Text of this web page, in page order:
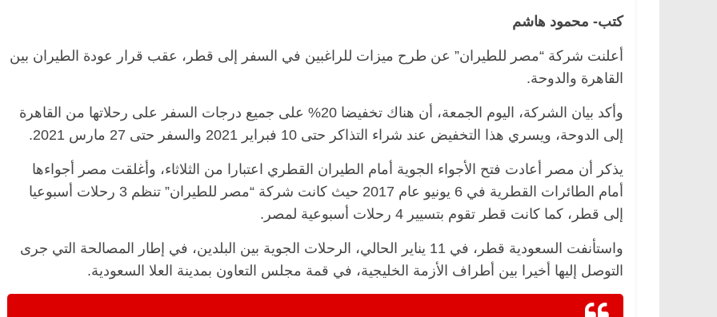
كتب- محمود هاشم
أعلنت شركة “مصر للطيران” عن طرح ميزات للراغبين في السفر إلى قطر، عقب قرار عودة الطيران بين
القاهرة والدوحة.
وأكد بيان الشركة، اليوم الجمعة، أن هناك تخفيضا 20% على جميع درجات السفر على رحلاتها من القاهرة
إلى الدوحة، ويسري هذا التخفيض عند شراء التذاكر حتى 10 فبراير 2021 والسفر حتى 27 مارس 2021.
يذكر أن مصر أعادت فتح الأجواء الجوية أمام الطيران القطري اعتبارا من الثلاثاء، وأغلقت مصر أجواءها
أمام الطائرات القطرية في 6 يونيو عام 2017 حيث كانت شركة “مصر للطيران” تنظم 3 رحلات أسبوعيا
إلى قطر، كما كانت قطر تقوم بتسيير 4 رحلات أسبوعية لمصر.
واستأنفت السعودية قطر، في 11 يناير الحالي، الرحلات الجوية بين البلدين، في إطار المصالحة التي جرى
التوصل إليها أخيرا بين أطراف الأزمة الخليجية، في قمة مجلس التعاون بمدينة العلا السعودية.
الرئيسية مصر ناس وناس
مقعد شاغر على مائدة الإفطار..
حسين عبدالهادي فارس مقاومة
الخصخصة الذي دافع عن المال العام
مصر
في ذكرى رحيله.. د. نور فرحات فقيه
قانوني دافع عن قضايا الوطن وانحاز
للحرية (بروفايل)
ناس وناس
د. عبدالخالق فاروق.. خبير اقتصادي
يحتفل بذكرى ميلاده وحيداً على أبواب